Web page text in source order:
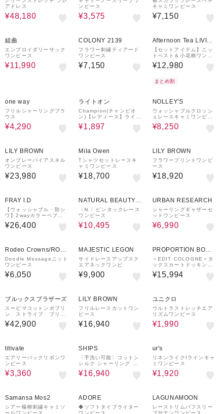
アドレス
¥48,180
ンピース
¥3,575
キャミワンピース
¥7,150
組曲
エンブロイダリーサック
ワンピース
¥11,990
COLONY 2139
フラワー刺繍ティアード
ワンピース
¥7,150
Afternoon Tea LIVIN
G
【セットアイテム】ニッ
トベスト＆小花柄ワンピ
ース
¥12,980
まとめ割
one way
フリルシャーリングブラ
ウス
¥4,290
ライトオン
Champion(チャンピオ
ン)【レディース】ライン
リブワンピース
¥1,897
NOLLEY'S
ウォッシャブルクロッシ
ェレースキャミワンピー
ス
¥8,250
LILY BROWN
オンブレーバイアスネル
ワンピース
¥23,980
Mila Owen
Tシャツセットレースキ
ャミワンピース
¥18,700
LILY BROWN
フラワープリントワンピ
ース
¥18,920
FRAY I.D
【ウォッシャブル・防シ
ワ】2wayカラーペプラ
ムジレワンピース
¥26,400
NATURAL BEAUTY B
ASIC
〈N.〉ピンタックレース
ワンピース
¥10,495
URBAN RESEARCH
シャーリングギャザーセ
ットワンピース
¥6,990
Rodeo Crowns/ROD
EO CROWNS WIDE
BOWL
Doodle Messageニット
ワンピース
¥6,050
MAJESTIC LEGON
サイドレースアップスク
エアネックワンピ
¥9,900
PROPORTION BODY
DRESSING
＜EDIT COLOGNE＞タ
ックスカートドッキング
ワンピース
¥15,994
ブルックスブラザーズ
スーピマコットンポプリ
ン ストライプ プリー
テッドウエスト シャツ
ワンピース
¥42,900
LILY BROWN
フリルレースカットワン
ピース
¥16,940
ユニクロ
ウルトラストレッチエア
リズムワンピース
¥1,990
titivate
エアリーバックリボンワ
ンピース
¥3,360
SHIPS
〈手洗い可能〉コットン
シルク シャーリング デ
ザイン ワンピース
¥16,940
ur's
リネンライクIラインキャ
ミワンピース
¥1,920
Samansa Mos2
シアー楊柳刺繍キャミソ
ールワンピース
ADORE
◆ソフトタイプライター
ワンピース
LAGUNAMOON
レーストリムパフスリー
ブサテンワンピース